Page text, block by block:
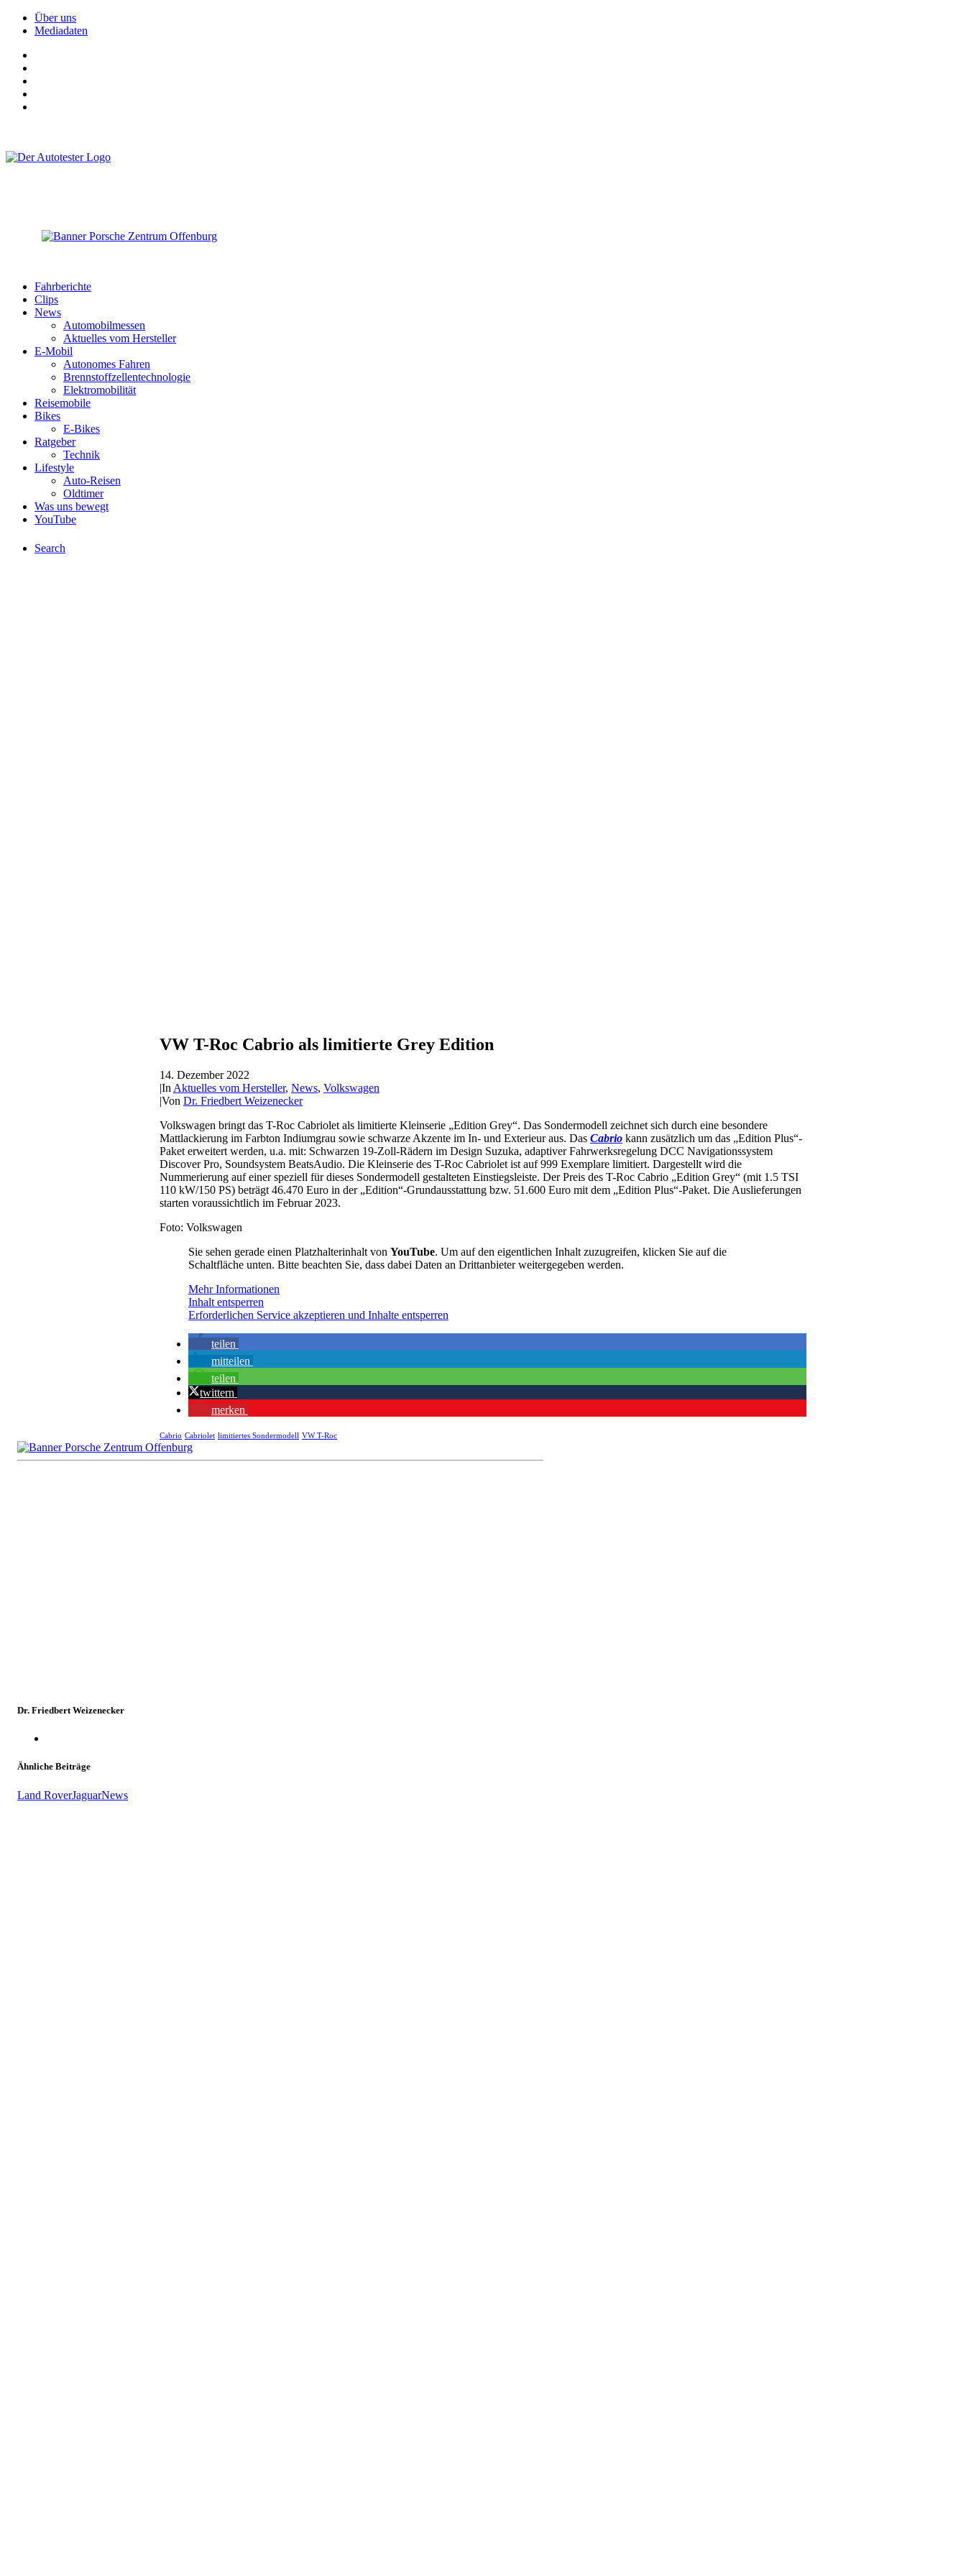
Über uns
Mediadaten
Fahrberichte
Clips
News
Automobilmessen
Aktuelles vom Hersteller
E-Mobil
Autonomes Fahren
Brennstoffzellentechnologie
Elektromobilität
Reisemobile
Bikes
E-Bikes
Ratgeber
Technik
Lifestyle
Auto-Reisen
Oldtimer
Was uns bewegt
YouTube
Search
VW T-Roc Cabrio als limitierte Grey Edition
14. Dezember 2022
|In Aktuelles vom Hersteller, News, Volkswagen
|Von Dr. Friedbert Weizenecker
Volkswagen bringt das T-Roc Cabriolet als limitierte Kleinserie „Edition Grey“. Das Sondermodell zeichnet sich durch eine besondere
Mattlackierung im Farbton Indiumgrau sowie schwarze Akzente im In- und Exterieur aus. Das Cabrio kann zusätzlich um das „Edition Plus“-
Paket erweitert werden, u.a. mit: Schwarzen 19-Zoll-Rädern im Design Suzuka, adaptiver Fahrwerksregelung DCC Navigationssystem
Discover Pro, Soundsystem BeatsAudio. Die Kleinserie des T-Roc Cabriolet ist auf 999 Exemplare limitiert. Dargestellt wird die
Nummerierung auf einer speziell für dieses Sondermodell gestalteten Einstiegsleiste. Der Preis des T-Roc Cabrio „Edition Grey“ (mit 1.5 TSI
110 kW/150 PS) beträgt 46.470 Euro in der „Edition“-Grundausstattung bzw. 51.600 Euro mit dem „Edition Plus“-Paket. Die Auslieferungen
starten voraussichtlich im Februar 2023.
Foto: Volkswagen
Sie sehen gerade einen Platzhalterinhalt von YouTube. Um auf den eigentlichen Inhalt zuzugreifen, klicken Sie auf die
Schaltfläche unten. Bitte beachten Sie, dass dabei Daten an Drittanbieter weitergegeben werden.
Mehr Informationen
Inhalt entsperren
Erforderlichen Service akzeptieren und Inhalte entsperren
teilen
mitteilen
teilen
twittern
merken
Cabrio Cabriolet limitiertes Sondermodell VW T-Roc
Dr. Friedbert Weizenecker
Ähnliche Beiträge
Land RoverJaguarNews